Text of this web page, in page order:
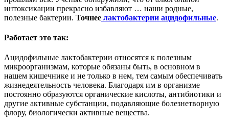
интоксикации прекрасно избавляют … наши родные,
полезные бактерии. Точнее лактобактерии ацидофильные.
Работает это так:
Ацидофильные лактобактерии относятся к полезным
микроорганизмам, которые обязаны быть, в основном в
нашем кишечнике и не только в нем, тем самым обеспечивать
жизнедеятельность человека. Благодаря им в организме
постоянно образуются органические кислоты, антибиотики и
другие активные субстанции, подавляющие болезнетворную
флору, биологически активные вещества.